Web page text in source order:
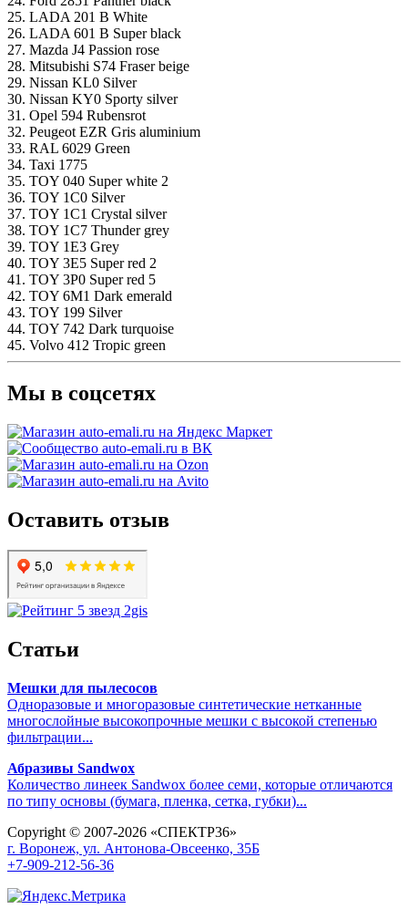
25. LADA 201 B White
26. LADA 601 B Super black
27. Mazda J4 Passion rose
28. Mitsubishi S74 Fraser beige
29. Nissan KL0 Silver
30. Nissan KY0 Sporty silver
31. Opel 594 Rubensrot
32. Peugeot EZR Gris aluminium
33. RAL 6029 Green
34. Taxi 1775
35. TOY 040 Super white 2
36. TOY 1C0 Silver
37. TOY 1C1 Crystal silver
38. TOY 1C7 Thunder grey
39. TOY 1E3 Grey
40. TOY 3E5 Super red 2
41. TOY 3P0 Super red 5
42. TOY 6M1 Dark emerald
43. TOY 199 Silver
44. TOY 742 Dark turquoise
45. Volvo 412 Tropic green
Мы в соцсетях
Оставить отзыв
Статьи
Мешки для пылесосов
Одноразовые и многоразовые синтетические нетканные
многослойные высокопрочные мешки с высокой степенью
фильтрации...
Абразивы Sandwox
Количество линеек Sandwox более семи, которые отличаются
по типу основы (бумага, пленка, сетка, губки)...
Copyright © 2007-2026 «СПЕКТР36»
г. Воронеж, ул. Антонова-Овсеенко, 35Б
+7-909-212-56-36